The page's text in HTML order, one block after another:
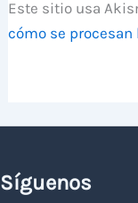
Este sitio usa
cómo se
Síguenos